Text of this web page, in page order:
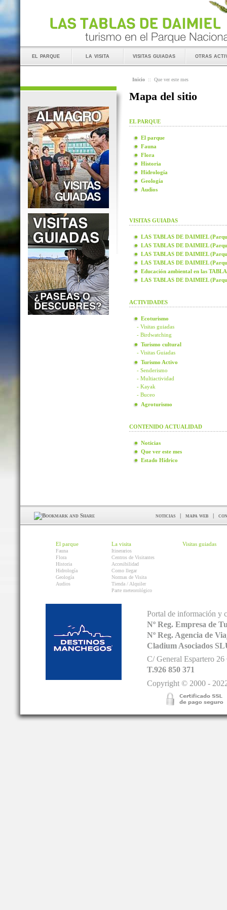
el parque la visita visitas guiadas otras
Inicio :: Que ver este mes
Mapa del sitio
EL PARQUE
El parque
Fauna
Flora
Historia
Hidrología
Geología
Audios
VISITAS GUIADAS
LAS TABLAS DE DAIMIEL
LAS TABLAS DE DAIMIEL
LAS TABLAS DE DAIMIEL
LAS TABLAS DE DAIMIEL
Educación ambiental en las
LAS TABLAS DE DAIMIEL
ACTIVIDADES
Ecoturismo
- Visitas guiadas
- Birdwatching
Turismo cultural
- Visitas Guiadas
Turismo Activo
- Senderismo
- Multiactividad
- Kayak
- Buceo
Agroturismo
CONTENIDO ACTUALIDAD
Noticias
Que ver este mes
Estado Hídrico
noticias | mapa web |
El parque
Fauna
Flora
Historia
Hidrología
Geología
Audios
La visita
Itinerarios
Centros de Visitantes
Accesibilidad
Como llegar
Normas de Visita
Tienda / Alquiler
Parte meteorológico
Visitas guiadas
Portal de información y
Nº Reg. Empresa de
Nº Reg. Agencia de
Cladium Asociados
C/ General Espartero
T.926 850 371
Copyright © 2000 -